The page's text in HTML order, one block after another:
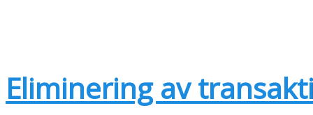
Eliminering av